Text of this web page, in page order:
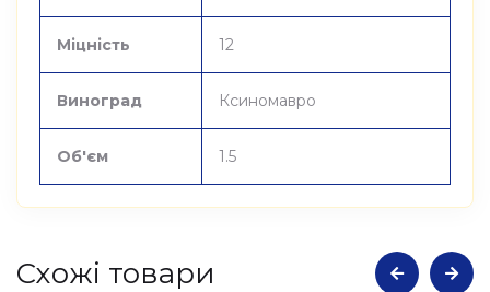
Міцність 12
Виноград Ксиномавро
Об'єм 1.5
Cхожі товари